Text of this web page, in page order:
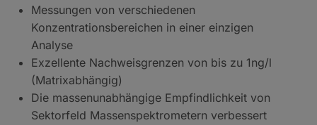
Messungen von verschiedenen
Konzentrationsbereichen in einer einzigen
Analyse
Exzellente Nachweisgrenzen von bis zu 1ng/l
(Matrixabhängig)
Die massenunabhängige Empfindlichkeit von
Sektorfeld Massenspektrometern verbessert